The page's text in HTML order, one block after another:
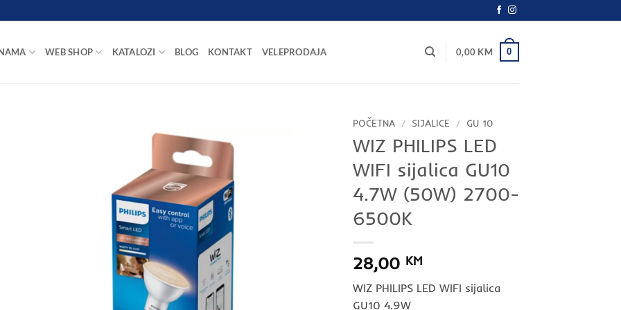
WEB SHOP KATALOZI BLOG KONTAKT VELEPRODAJA 0,00 KM 0
POČETNA / SIJALICE / GU 10
WIZ PHILIPS LED
WIFI sijalica GU10
4.7W (50W) 2700-
6500K
28,00 KM
WIZ PHILIPS LED WIFI sijalica
GU10 4.9W